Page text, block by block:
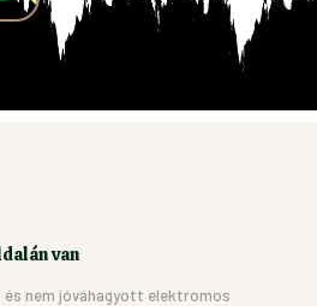
van
és nem jóváhagyott elektromos